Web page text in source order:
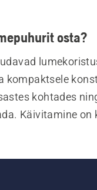
osta?
kompaktsele
kohtades
Käivitamine on